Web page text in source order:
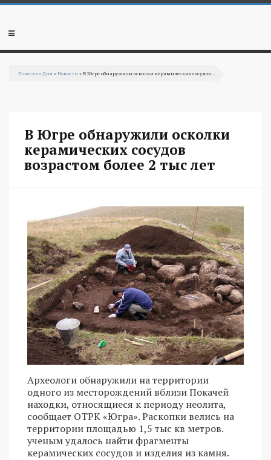
Перейти к основному содержанию
Мобильное
Повестка Дня »Новости » В Югре обнаружили осколки керамических сосудов...
В Югре обнаружили осколки
керамических сосудов
возрастом более 2 тыс лет
Археологи обнаружили на территории
одного из месторождений вблизи Покачей
находки, относящиеся к периоду неолита,
сообщает ОТРК «Югра». Раскопки велись на
территории площадью 1,5 тыс кв метров.
ученым удалось найти фрагменты
керамических сосудов и изделия из камня.